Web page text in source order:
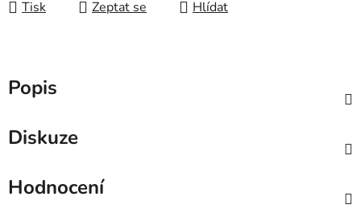
Tisk Zeptat se Hlídat
Popis
Diskuze
Hodnocení